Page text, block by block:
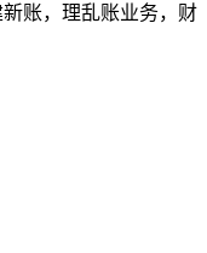
账，理乱账业务，财